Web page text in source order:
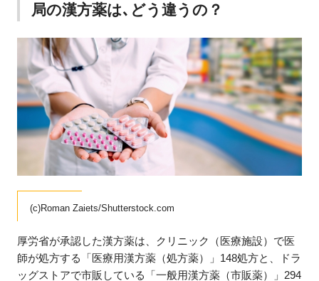
局の漢方薬は､どう違うの？
(c)Roman Zaiets/Shutterstock.com
厚労省が承認した漢方薬は、クリニック（医療施設）で医
師が処方する「医療用漢方薬（処方薬）」148処方と、ドラ
ッグストアで市販している「一般用漢方薬（市販薬）」294